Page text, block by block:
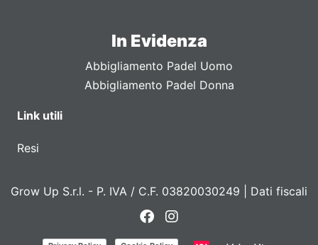
In Evidenza
Abbigliamento Padel Uomo
Abbigliamento Padel Donna
Link utili
Resi
Grow Up S.r.l. - P. IVA / C.F. 03820030249 | Dati fiscali